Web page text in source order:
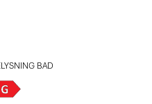
BAD